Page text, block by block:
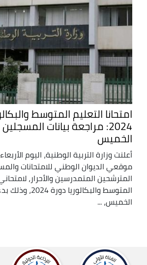
امتحانا التعليم المتوسط
2024: مراجعة بيانات
الخميس
أعلنت وزارة التربية الوطنية، اليوم
موقعي الديوان الوطني للامتحانات
المترشحين المتمدرسين والأحرار،
المتوسط والبكالوريا دورة
الخميس، ...